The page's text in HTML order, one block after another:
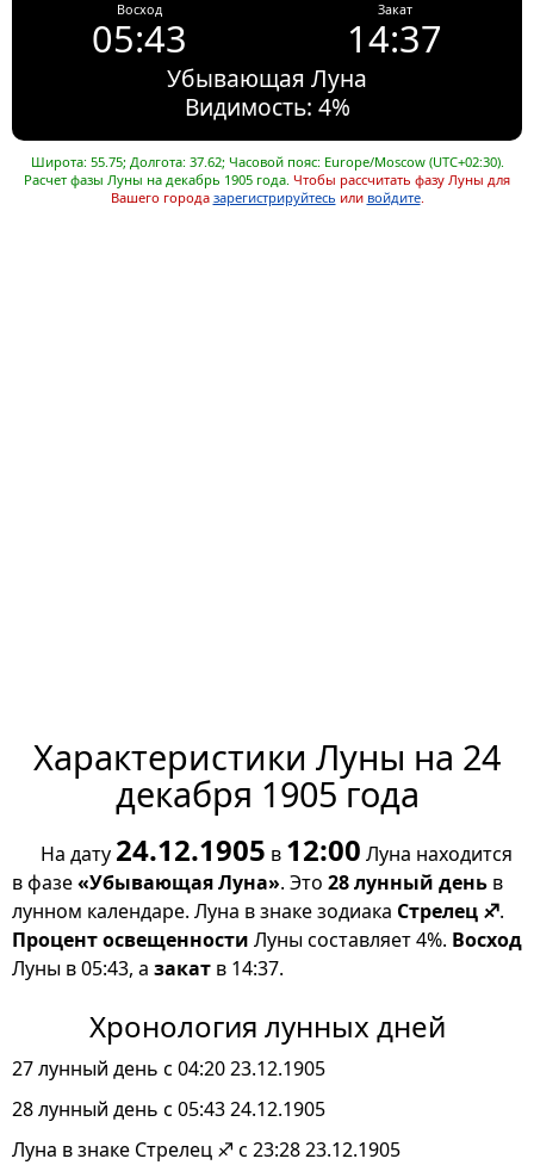
Восход
05:43
Закат
14:37
Убывающая Луна
Видимость: 4%
Широта: 55.75; Долгота: 37.62; Часовой пояс: Europe/Moscow (UTC+02:30).
Расчет фазы Луны на декабрь 1905 года. Чтобы рассчитать фазу Луны для
Вашего города зарегистрируйтесь или войдите.
Характеристики Луны на 24
декабря 1905 года
На дату 24.12.1905 в 12:00 Луна находится
в фазе«Убывающая Луна». Это 28 лунный день в
лунном календаре. Луна в знаке зодиака Стрелец ♐.
Процент освещенности Луны составляет 4%. Восход
Луны в 05:43, а закат в 14:37.
Хронология лунных дней
27 лунный день с 04:20 23.12.1905
28 лунный день с 05:43 24.12.1905
Луна в знаке Стрелец ♐ с 23:28 23.12.1905